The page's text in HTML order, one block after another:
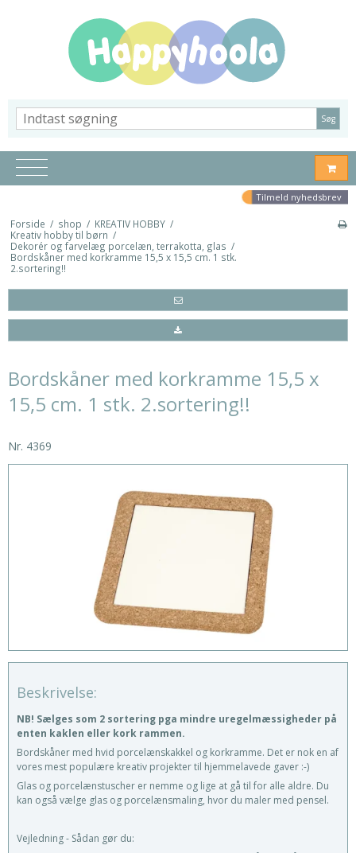
Søg
Tilmeld nyhedsbrev
Forside / shop / KREATIV HOBBY /
Kreativ hobby til børn /
Dekorér og farvelæg porcelæn, terrakotta, glas /
Bordskåner med korkramme 15,5 x 15,5 cm. 1 stk.
2.sortering!!
Bordskåner med korkramme 15,5 x
15,5 cm. 1 stk. 2.sortering!!
Nr. 4369
Beskrivelse:
NB! Sælges som 2 sortering pga mindre uregelmæssigheder på
enten kaklen eller kork rammen.
Bordskåner med hvid porcelænskakkel og korkramme. Det er nok en af
vores mest populære kreativ projekter til hjemmelavede gaver :-)
Glas og porcelænstuscher er nemme og lige at gå til for alle aldre. Du
kan også vælge glas og porcelænsmaling, hvor du maler med pensel.
Vejledning - Sådan gør du: